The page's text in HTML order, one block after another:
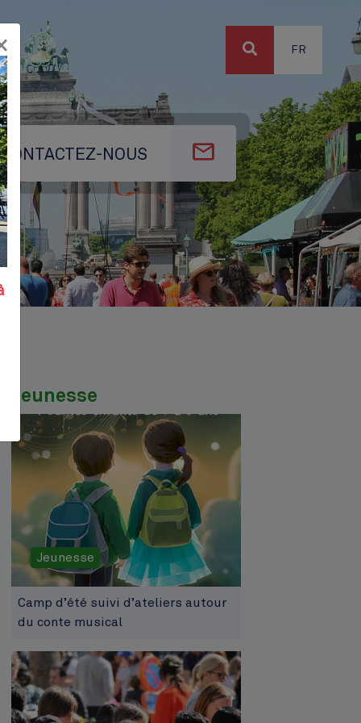
CONTACTEZ-NOUS
FR
Jeunesse
Jeunesse
Camp d’été suivi d’ateliers autour
du conte musical